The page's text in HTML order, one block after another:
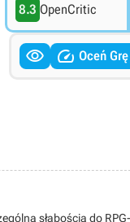
8.3 OpenCritic
  Oceń Grę
słabością do